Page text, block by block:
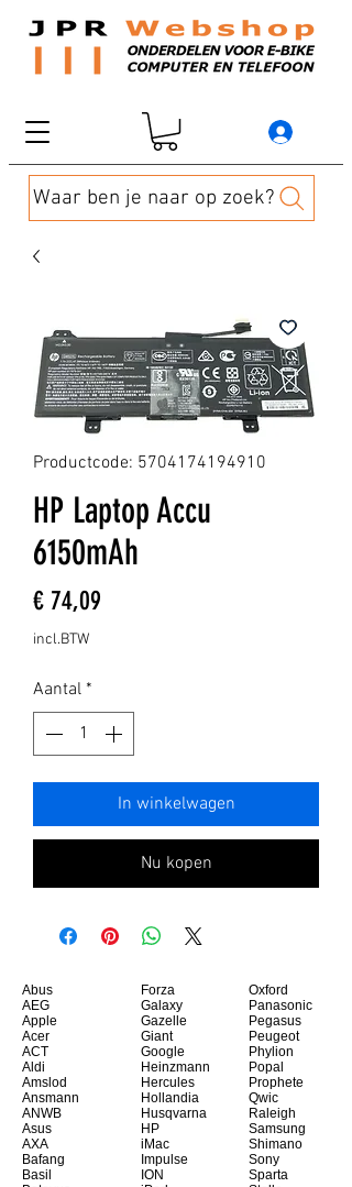
Waar ben je naar op zoek?
Productcode: 5704174194910
HP Laptop Accu
6150mAh
€ 74,09
incl.BTW
Aantal *
In winkelwagen
Nu kopen
Abus
AEG
Apple
Acer
ACT
Aldi
Amslod
Ansmann
ANWB
Asus
AXA
Bafang
Basil
Forza
Galaxy
Gazelle
Giant
Google
Heinzmann
Hercules
Hollandia
Husqvarna
HP
iMac
Impulse
ION
Oxford
Panasonic
Pegasus
Peugeot
Phylion
Popal
Prophete
Qwic
Raleigh
Samsung
Shimano
Sony
Sparta